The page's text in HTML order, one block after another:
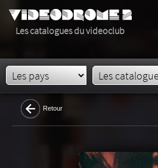
Les catalogues du videoclub
Retour